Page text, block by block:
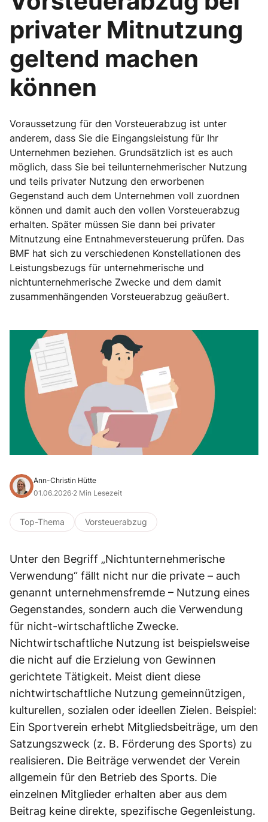
privater Mitnutzung
geltend machen
können
Voraussetzung für den Vorsteuerabzug ist unter
anderem, dass Sie die Eingangsleistung für Ihr
Unternehmen beziehen. Grundsätzlich ist es auch
möglich, dass Sie bei teilunternehmerischer Nutzung
und teils privater Nutzung den erworbenen
Gegenstand auch dem Unternehmen voll zuordnen
können und damit auch den vollen Vorsteuerabzug
erhalten. Später müssen Sie dann bei privater
Mitnutzung eine Entnahmeversteuerung prüfen. Das
BMF hat sich zu verschiedenen Konstellationen des
Leistungsbezugs für unternehmerische und
nichtunternehmerische Zwecke und dem damit
zusammenhängenden Vorsteuerabzug geäußert.
Ann-Christin Hütte
01.06.2026·2 Min Lesezeit
Top-Thema Vorsteuerabzug
Unter den Begriff „Nichtunternehmerische
Verwendung“ fällt nicht nur die private – auch
genannt unternehmensfremde – Nutzung eines
Gegenstandes, sondern auch die Verwendung
für nicht-wirtschaftliche Zwecke.
Nichtwirtschaftliche Nutzung ist beispielsweise
die nicht auf die Erzielung von Gewinnen
gerichtete Tätigkeit. Meist dient diese
nichtwirtschaftliche Nutzung gemeinnützigen,
kulturellen, sozialen oder ideellen Zielen. Beispiel:
Ein Sportverein erhebt Mitgliedsbeiträge, um den
Satzungszweck (z. B. Förderung des Sports) zu
realisieren. Die Beiträge verwendet der Verein
allgemein für den Betrieb des Sports. Die
einzelnen Mitglieder erhalten aber aus dem
Beitrag keine direkte, spezifische Gegenleistung.